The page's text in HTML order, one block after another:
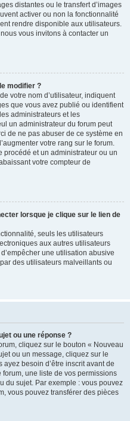
distantes ou le transfert d’images
activer ou non la fonctionnalité
rendre disponible aux utilisateurs.
vous invitons à contacter un
modifier ?
votre nom d’utilisateur, indiquent
que vous avez publié ou identifient
administrateurs et les
un administrateur du forum peut
de ne pas abuser de ce système en
votre rang sur le forum.
procédé et un administrateur ou un
votre compteur de
lorsque je clique sur le lien de
seuls les utilisateurs
aux autres utilisateurs
une utilisation abusive
des utilisateurs malveillants ou
ou une réponse ?
cliquez sur le bouton « Nouveau
ou un message, cliquez sur le
besoin d’être inscrit avant de
une liste de vos permissions
du sujet. Par exemple : vous pouvez
vous pouvez transférer des pièces